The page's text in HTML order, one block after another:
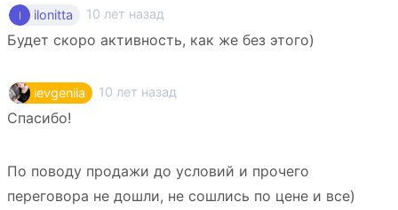
ilonitta 10 лет назад
Будет скоро активность, как же без этого)
ievgeniia 10 лет назад
Спасибо!
По поводу продажи до условий и прочего
переговора не дошли, не сошлись по цене и все)